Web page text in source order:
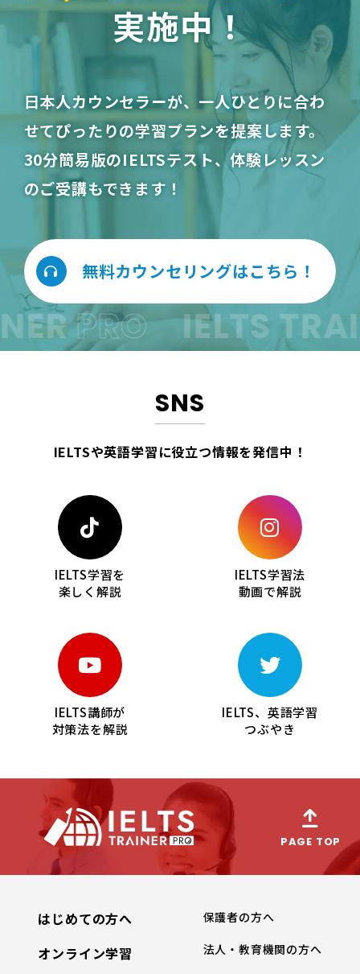
実施中！
日本人カウンセラーが、一人ひとりに合わ
せてぴったりの学習プランを提案します。
30分簡易版のIELTSテスト、体験レッスン
のご受講もできます！
無料カウンセリングはこちら！
PRO IELTS
SNS
IELTSや英語学習に役立つ情報を発信中！
IELTS学習を
楽しく解説
IELTS学習法
動画で解説
IELTS講師が
対策法を解説
IELTS、英語学習
つぶやき
PAGE TOP
はじめての方へ
オンライン学習
保護者の方へ
法人・教育機関の方へ